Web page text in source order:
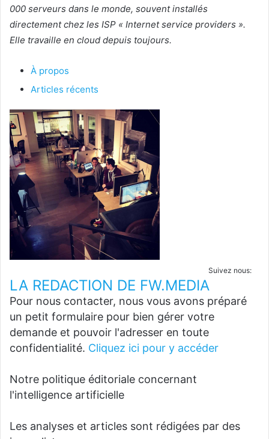
000 serveurs dans le monde, souvent installés
directement chez les ISP « Internet service providers ».
Elle travaille en cloud depuis toujours.
À propos
Articles récents
Suivez nous:
LA REDACTION DE FW.MEDIA
Pour nous contacter, nous vous avons préparé
un petit formulaire pour bien gérer votre
demande et pouvoir l'adresser en toute
confidentialité. Cliquez ici pour y accéder
Notre politique éditoriale concernant
l'intelligence artificielle
Les analyses et articles sont rédigées par des